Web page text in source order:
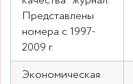
Представлены
номера с 1997-
2009 г.
Экономическая